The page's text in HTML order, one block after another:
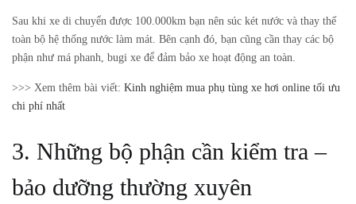
Sau khi xe di chuyển được 100.000km bạn nên súc két nước và thay thế
toàn bộ hệ thống nước làm mát. Bên cạnh đó, bạn cũng cần thay các bộ
phận như má phanh, bugi xe để đảm bảo xe hoạt động an toàn.
>>> Xem thêm bài viết: Kinh nghiệm mua phụ tùng xe hơi online tối ưu
chi phí nhất
3. Những bộ phận cần kiểm tra –
bảo dưỡng thường xuyên